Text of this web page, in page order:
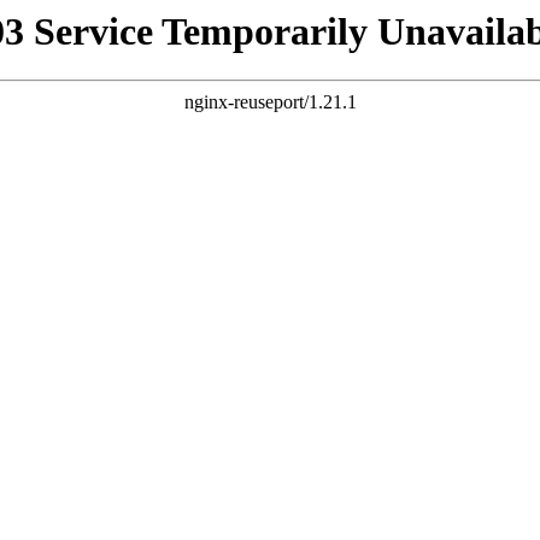
Service Temporarily
nginx-reuseport/1.21.1